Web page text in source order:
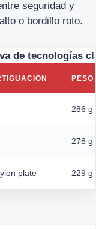
seguridad y
o bordillo roto.
de tecnologías
286 g
278 g
plate 229 g